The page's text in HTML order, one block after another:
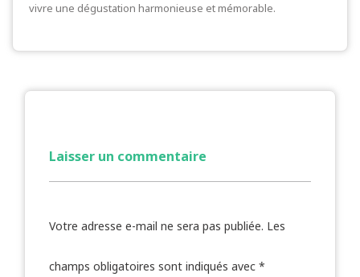
vivre une dégustation harmonieuse et mémorable.
Laisser un commentaire
Votre adresse e-mail ne sera pas publiée. Les
champs obligatoires sont indiqués avec *